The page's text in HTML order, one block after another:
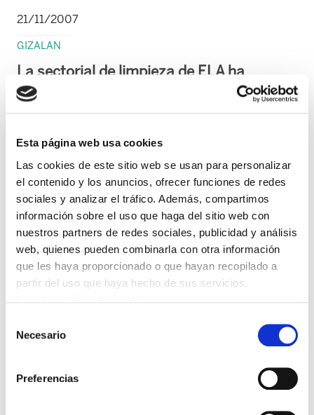
Esta página web usa cookies
Las cookies de este sitio web se usan para personalizar
el contenido y los anuncios, ofrecer funciones de redes
sociales y analizar el tráfico. Además, compartimos
información sobre el uso que haga del sitio web con
nuestros partners de redes sociales, publicidad y análisis
web, quienes pueden combinarla con otra información
que les haya proporcionado o que hayan recopilado a
partir del uso que haya hecho de sus servicios.
Necesario
Preferencias
21/11/2007
GIZALAN
La sectorial de limpieza de ELA ha
decidido en la reunión que ha mantenido
el 21 de noviembre en Bilbao no suscribir
el acuerdo alcanzado por los sindicatos
sector.
A su juicio, nos encontramos ante una oportunidad perdida, ya que se ha
alcanzado un acuerdo que no responde a las expectativas y objetivos que se
habían planteado entre los trabajadores y trabajadoras del sector al inicio del
conflicto. Es más se va a firmar un acuerdo con contenidos inferiores al que se
ELA recuerda que es el único sindicato que ha confrontado con la patronal
Al resto de los sindicatos les ha entrado vértigo en las vísperas de una huelga